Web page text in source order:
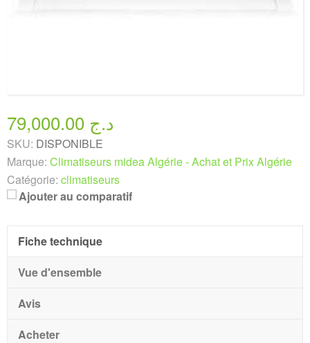
79,000.00 د.ج
SKU: DISPONIBLE
Marque: Climatiseurs midea Algérie - Achat et Prix Algérie
Catégorie: climatiseurs
Ajouter au comparatif
Fiche technique
Vue d'ensemble
Avis
Acheter